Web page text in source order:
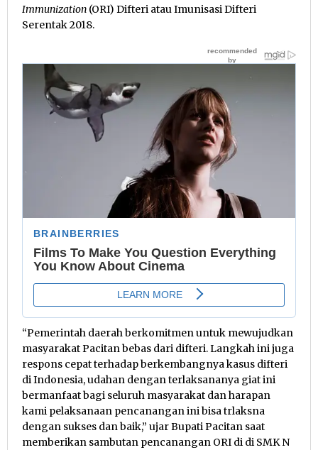
Immunization (ORI) Difteri atau Imunisasi Difteri
Serentak 2018.
“Pemerintah daerah berkomitmen untuk mewujudkan
masyarakat Pacitan bebas dari difteri. Langkah ini juga
respons cepat terhadap berkembangnya kasus difteri
di Indonesia, udahan dengan terlaksananya giat ini
bermanfaat bagi seluruh masyarakat dan harapan
kami pelaksanaan pencanangan ini bisa trlaksna
dengan sukses dan baik,” ujar Bupati Pacitan saat
memberikan sambutan pencanangan ORI di di SMK N